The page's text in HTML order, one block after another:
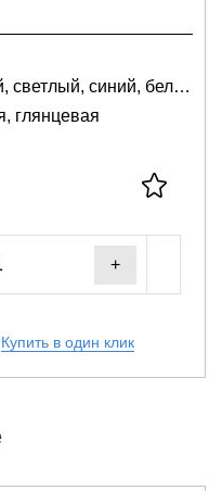
ниагара, светло-серый, светлый, синий, белый
глянцевая
+
Купить в один клик